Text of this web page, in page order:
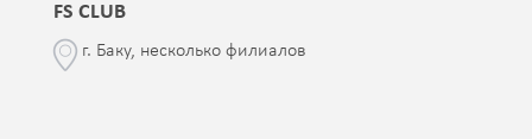
FS CLUB
г. Баку, несколько филиалов